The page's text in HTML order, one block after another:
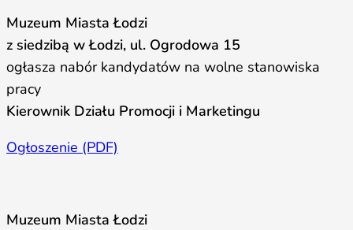
Muzeum Miasta Łodzi
z siedzibą w Łodzi, ul. Ogrodowa 15
ogłasza nabór kandydatów na wolne stanowiska
pracy
Kierownik Działu Promocji i Marketingu
Ogłoszenie (PDF)
Muzeum Miasta Łodzi